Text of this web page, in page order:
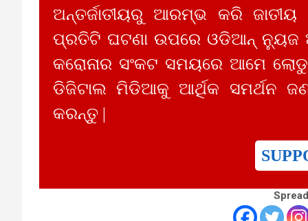
ଅନ୍ତର୍ଜାତୀୟରୁ ଆରମ୍ଭ କରି
ପ୍ରତିଟି ଘଟଣା ଉପରେ ଓଡିଆନ୍ ନ୍ୟୁଜ
କରୋନାର ସଂକଟ ସମୟରେ ଆମେ
ଡିଜିଟାଲ ମିଡିଆକୁ ଆର୍ଥିକ ସମର୍ଥନ
କରନ୍ତୁ |